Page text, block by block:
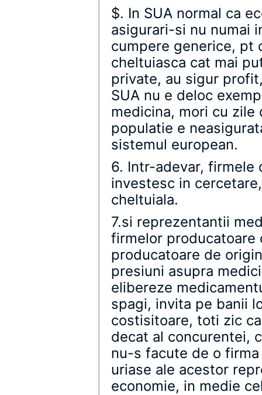
$. In SUA normal ca
asigurari-si nu numai
cumpere generice, pt
cheltuiasca cat mai
private, au sigur
SUA nu e deloc
medicina, mori cu zile
populatie e
sistemul european.
6. Intr-adevar, firmele
investesc in
cheltuiala.
7.si reprezentantii
firmelor producatoare
producatoare de
presiuni asupra
elibereze
spagi, invita pe banii
costisitoare, toti zic
decat al concurentei,
nu-s facute de o
uriase ale acestor
economie, in medie